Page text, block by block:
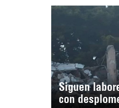
Siguen
con